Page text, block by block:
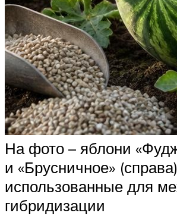
На фото – яблони
и «Брусничное»
использованные для
гибридизации